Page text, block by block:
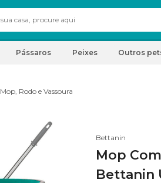
Pássaros Peixes Outros
Mop, Rodo e Vassoura
Bettanin
Mop
Bettanin